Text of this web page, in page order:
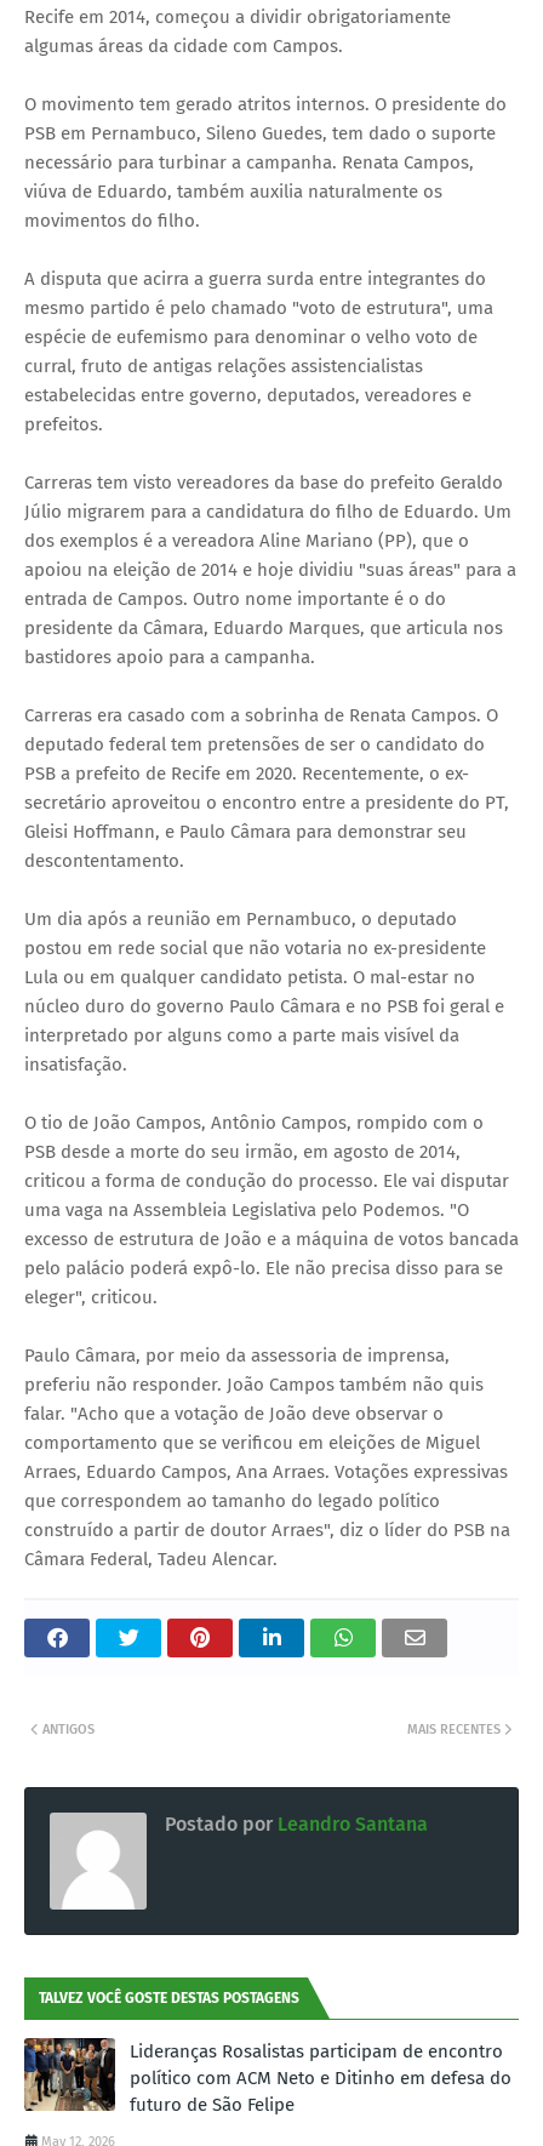
Recife em 2014, começou a dividir obrigatoriamente
algumas áreas da cidade com Campos.
O movimento tem gerado atritos internos. O presidente do
PSB em Pernambuco, Sileno Guedes, tem dado o suporte
necessário para turbinar a campanha. Renata Campos,
viúva de Eduardo, também auxilia naturalmente os
movimentos do filho.
A disputa que acirra a guerra surda entre integrantes do
mesmo partido é pelo chamado "voto de estrutura", uma
espécie de eufemismo para denominar o velho voto de
curral, fruto de antigas relações assistencialistas
estabelecidas entre governo, deputados, vereadores e
prefeitos.
Carreras tem visto vereadores da base do prefeito Geraldo
Júlio migrarem para a candidatura do filho de Eduardo. Um
dos exemplos é a vereadora Aline Mariano (PP), que o
apoiou na eleição de 2014 e hoje dividiu "suas áreas" para a
entrada de Campos. Outro nome importante é o do
presidente da Câmara, Eduardo Marques, que articula nos
bastidores apoio para a campanha.
Carreras era casado com a sobrinha de Renata Campos. O
deputado federal tem pretensões de ser o candidato do
PSB a prefeito de Recife em 2020. Recentemente, o ex-
secretário aproveitou o encontro entre a presidente do PT,
Gleisi Hoffmann, e Paulo Câmara para demonstrar seu
descontentamento.
Um dia após a reunião em Pernambuco, o deputado
postou em rede social que não votaria no ex-presidente
Lula ou em qualquer candidato petista. O mal-estar no
núcleo duro do governo Paulo Câmara e no PSB foi geral e
interpretado por alguns como a parte mais visível da
insatisfação.
O tio de João Campos, Antônio Campos, rompido com o
PSB desde a morte do seu irmão, em agosto de 2014,
criticou a forma de condução do processo. Ele vai disputar
uma vaga na Assembleia Legislativa pelo Podemos. "O
excesso de estrutura de João e a máquina de votos bancada
pelo palácio poderá expô-lo. Ele não precisa disso para se
eleger", criticou.
Paulo Câmara, por meio da assessoria de imprensa,
preferiu não responder. João Campos também não quis
falar. "Acho que a votação de João deve observar o
comportamento que se verificou em eleições de Miguel
Arraes, Eduardo Campos, Ana Arraes. Votações expressivas
que correspondem ao tamanho do legado político
construído a partir de doutor Arraes", diz o líder do PSB na
Câmara Federal, Tadeu Alencar.
MAIS RECENTES
ANTIGOS
Postado por Leandro Santana
TALVEZ VOCÊ GOSTE DESTAS POSTAGENS
Lideranças Rosalistas participam de encontro
político com ACM Neto e Ditinho em defesa do
futuro de São Felipe
May 12, 2026